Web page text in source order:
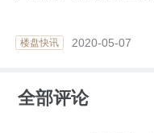
楼盘快讯 2020-05-07
全部评论